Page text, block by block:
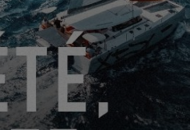
ESPAGNOLE ESSAIE LE TOUT
NOUVEAU EXCESS 14
04.11.2022